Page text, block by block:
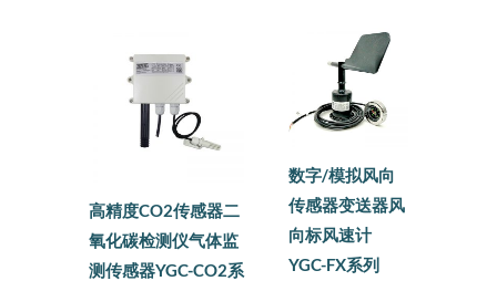
高精度CO2传感器二
氧化碳检测仪气体监
测传感器YGC-CO2系
数字/模拟风向
传感器变送器风
向标风速计
YGC-FX系列